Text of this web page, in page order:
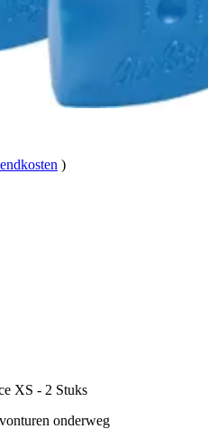
)
XS - 2 Stuks
onderweg